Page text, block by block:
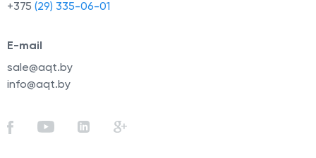
+375 (29) 335-06-01
E-mail
sale@aqt.by
info@aqt.by